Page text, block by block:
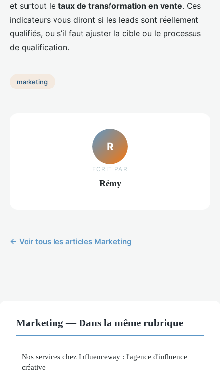
et surtout le taux de transformation en vente. Ces
indicateurs vous diront si les leads sont réellement
qualifiés, ou s’il faut ajuster la cible ou le processus
de qualification.
marketing
R
ECRIT PAR
Rémy
← Voir tous les articles Marketing
Marketing — Dans la même rubrique
Nos services chez Influenceway : l'agence d'influence
créative